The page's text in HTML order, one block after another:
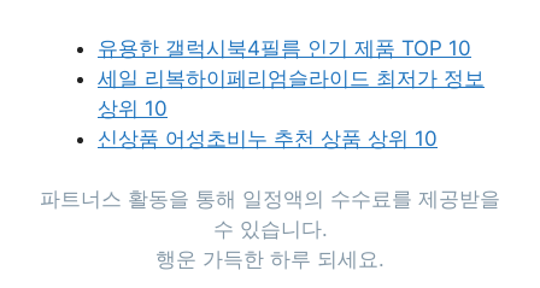
유용한 갤럭시북4필름 인기 제품 TOP 10
세일 리복하이페리엄슬라이드 최저가 정보
상위 10
신상품 어성초비누 추천 상품 상위 10
파트너스 활동을 통해 일정액의 수수료를 제공받을
수 있습니다.
행운 가득한 하루 되세요.